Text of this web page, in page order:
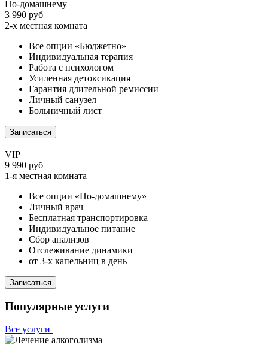
По-домашнему
3 990 руб
2-х местная комната
Все опции «Бюджетно»
Индивидуальная терапия
Работа с психологом
Усиленная детоксикация
Гарантия длительной ремиссии
Личный санузел
Больничный лист
Записаться
VIP
9 990 руб
1-я местная комната
Все опции «По-домашнему»
Личный врач
Бесплатная транспортировка
Индивидуальное питание
Сбор анализов
Отслеживание динамики
от 3-х капельниц в день
Записаться
Популярные услуги
Все услуги